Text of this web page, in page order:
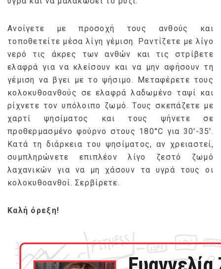
Ανοίγετε με προσοχή τους ανθούς και
τοποθετείτε μέσα λίγη γέμιση. Ραντίζετε με λίγο
νερό τις άκρες των ανθών και τις στρίβετε
ελαφρά για να κλείσουν και να μην αφήσουν τη
γέμιση να βγει με το ψήσιμο. Μεταφέρετε τους
κολοκυθοανθούς σε ελαφρά λαδωμένο ταψί και
ρίχνετε τον υπόλοιπο ζωμό. Τους σκεπάζετε με
χαρτί ψησίματος και τους ψήνετε σε
προθερμασμένο φούρνο στους 180°C για 30′-35′.
Κατά τη διάρκεια του ψησίματος, αν χρειαστεί,
συμπληρώνετε επιπλέον λίγο ζεστό ζωμό
λαχανικών για να μη χάσουν τα υγρά τους οι
κολοκυθοανθοί. Σερβίρετε.
Καλή όρεξη!